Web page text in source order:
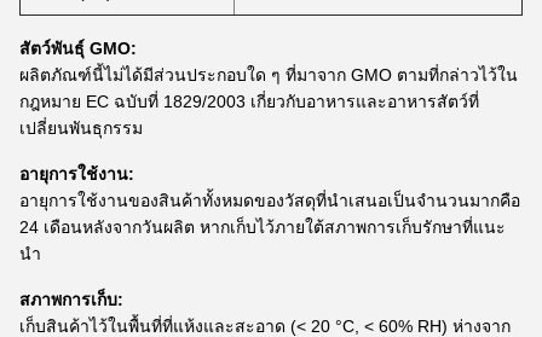
สัตว์พันธุ์ GMO:
ผลิตภัณฑ์นี้ไม่ได้มีส่วนประกอบใด ๆ ที่มาจาก GMO ตามที่กล่าวไว้ใน
กฎหมาย EC ฉบับที่ 1829/2003 เกี่ยวกับอาหารและอาหารสัตว์ที่
เปลี่ยนพันธุกรรม
อายุการใช้งาน:
อายุการใช้งานของสินค้าทั้งหมดของวัสดุที่นําเสนอเป็นจํานวนมากคือ
24 เดือนหลังจากวันผลิต หากเก็บไว้ภายใต้สภาพการเก็บรักษาที่แนะ
นํา
สภาพการเก็บ:
เก็บสินค้าไว้ในพื้นที่ที่แห้งและสะอาด (< 20 °C, < 60% RH) ห่างจาก